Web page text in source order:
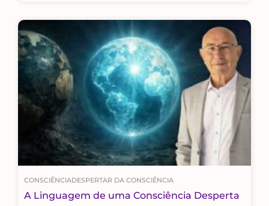
CONSCIÊNCIADESPERTAR DA CONSCIÊNCIA
A Linguagem de uma Consciência Desperta